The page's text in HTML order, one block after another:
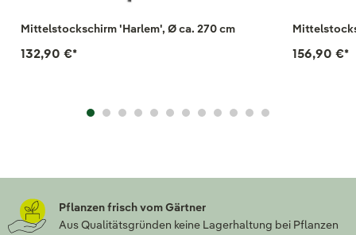
Mittelstockschirm 'Harlem', Ø ca. 270 cm
132,90 €* 156,90 €*
Pflanzen frisch vom Gärtner
Aus Qualitätsgründen keine Lagerhaltung bei Pflanzen